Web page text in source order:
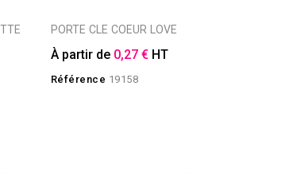
PORTE CLE COEUR LOVE
À partir de 0,27 € HT
Référence 19158